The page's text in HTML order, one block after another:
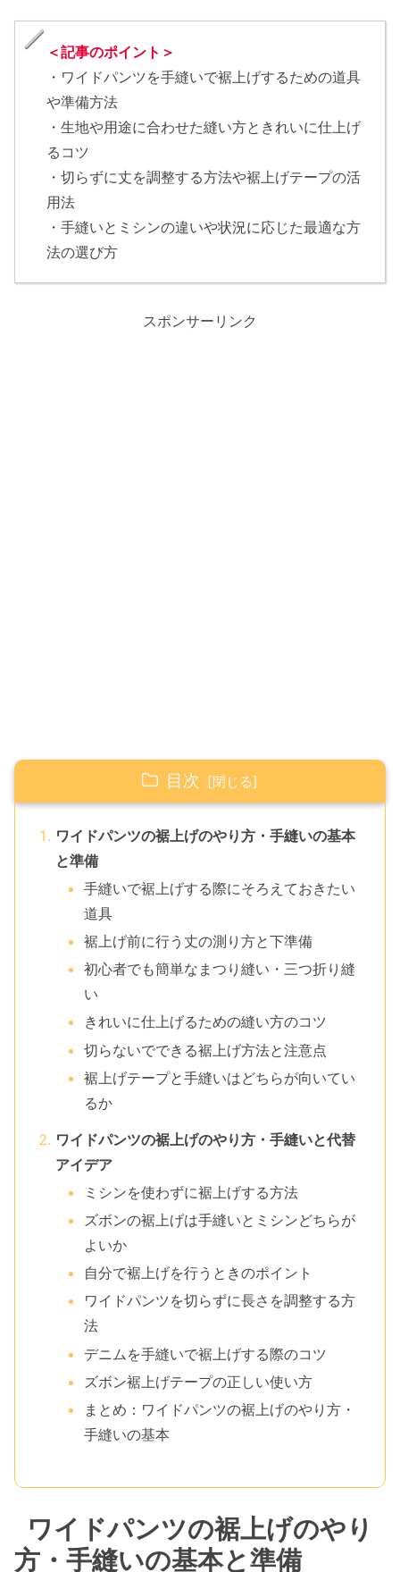
＜記事のポイント＞
・ワイドパンツを手縫いで裾上げするための道具
や準備方法
・生地や用途に合わせた縫い方ときれいに仕上げ
るコツ
・切らずに丈を調整する方法や裾上げテープの活
用法
・手縫いとミシンの違いや状況に応じた最適な方
法の選び方
スポンサーリンク
目次
ワイドパンツの裾上げのやり方・手縫いの基本
と準備
手縫いで裾上げする際にそろえておきたい
道具
裾上げ前に行う丈の測り方と下準備
初心者でも簡単なまつり縫い・三つ折り縫
い
きれいに仕上げるための縫い方のコツ
切らないでできる裾上げ方法と注意点
裾上げテープと手縫いはどちらが向いてい
るか
ワイドパンツの裾上げのやり方・手縫いと代替
アイデア
ミシンを使わずに裾上げする方法
ズボンの裾上げは手縫いとミシンどちらが
よいか
自分で裾上げを行うときのポイント
ワイドパンツを切らずに長さを調整する方
法
デニムを手縫いで裾上げする際のコツ
ズボン裾上げテープの正しい使い方
まとめ：ワイドパンツの裾上げのやり方・
手縫いの基本
ワイドパンツの裾上げのやり
方・手縫いの基本と準備